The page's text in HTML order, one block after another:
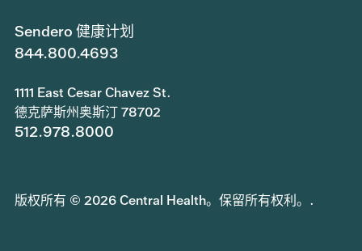
Sendero 健康计划
844.800.4693
1111 East Cesar Chavez St.
德克萨斯州奥斯汀 78702
512.978.8000
版权所有 © 2026 Central Health。保留所有权利。.